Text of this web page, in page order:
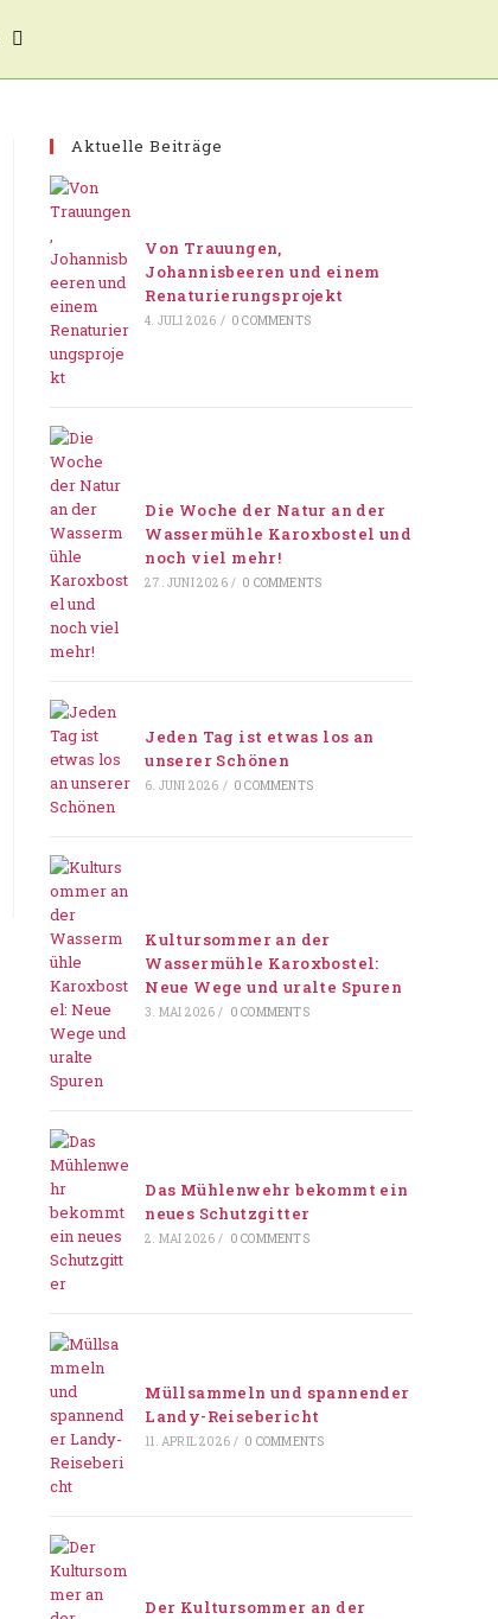
Aktuelle Beiträge
Von Trauungen,
Johannisbeeren und einem
Renaturierungsprojekt
4. JULI 2026 / 0 COMMENTS
Die Woche der Natur an der
Wassermühle Karoxbostel und
noch viel mehr!
27. JUNI 2026 / 0 COMMENTS
Jeden Tag ist etwas los an
unserer Schönen
6. JUNI 2026 / 0 COMMENTS
Kultursommer an der
Wassermühle Karoxbostel:
Neue Wege und uralte Spuren
3. MAI 2026 / 0 COMMENTS
Das Mühlenwehr bekommt ein
neues Schutzgitter
2. MAI 2026 / 0 COMMENTS
Müllsammeln und spannender
Landy-Reisebericht
11. APRIL 2026 / 0 COMMENTS
Der Kultursommer an der